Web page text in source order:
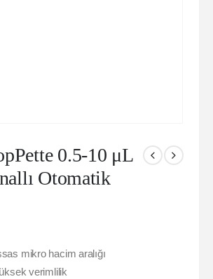
0.5-10 μL
Otomatik
mikro hacim aralığı
verimlilik